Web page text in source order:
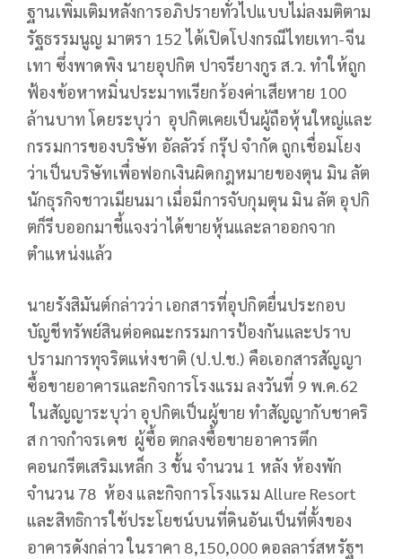
ฐานเพิ่มเติมหลังการอภิปรายทั่วไปแบบไม่ลงมติตาม
รัฐธรรมนูญ มาตรา 152 ได้เปิดโปงกรณีไทยเทา-จีน
เทา ซึ่งพาดพิง นายอุปกิต ปาจรียางกูร ส.ว. ทำให้ถูก
ฟ้องข้อหาหมิ่นประมาทเรียกร้องค่าเสียหาย 100
ล้านบาท โดยระบุว่า อุปกิตเคยเป็นผู้ถือหุ้นใหญ่และ
กรรมการของบริษัท อัลลัวร์ กรุ๊ป จำกัด ถูกเชื่อมโยง
ว่าเป็นบริษัทเพื่อฟอกเงินผิดกฎหมายของตุน มิน ลัต
นักธุรกิจชาวเมียนมา เมื่อมีการจับกุมตุน มิน ลัต อุปกิ
ตก็รีบออกมาชี้แจงว่าได้ขายหุ้นและลาออกจาก
ตำแหน่งแล้ว
นายรังสิมันต์กล่าวว่า เอกสารที่อุปกิตยื่นประกอบ
บัญชีทรัพย์สินต่อคณะกรรมการป้องกันและปราบ
ปรามการทุจริตแห่งชาติ (ป.ป.ช.) คือเอกสารสัญญา
ซื้อขายอาคารและกิจการโรงแรม ลงวันที่ 9 พ.ค.62
ในสัญญาระบุว่า อุปกิตเป็นผู้ขาย ทำสัญญากับชาคริ
ส กาจกำจรเดช ผู้ซื้อ ตกลงซื้อขายอาคารตึก
คอนกรีตเสริมเหล็ก 3 ชั้น จำนวน 1 หลัง ห้องพัก
จำนวน 78 ห้อง และกิจการโรงแรม Allure Resort
และสิทธิการใช้ประโยชน์บนที่ดินอันเป็นที่ตั้งของ
อาคารดังกล่าว ในราคา 8,150,000 ดอลลาร์สหรัฐฯ